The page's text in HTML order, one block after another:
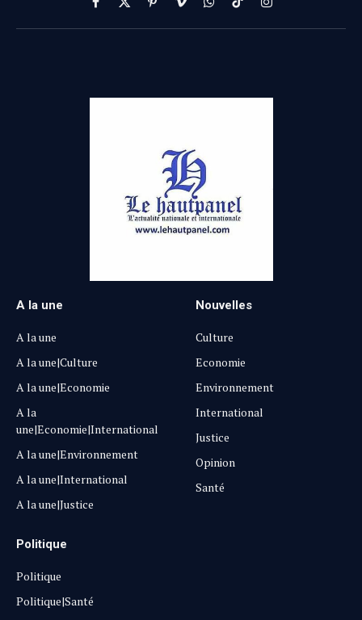
Facebook
X
(Twitter)
PinterestVimeoWhatsApp
TikTokInstagram
A la une
A la une
A la une|Culture
A la une|Economie
A la
une|Economie|International
A la une|Environnement
A la une|International
A la une|Justice
Nouvelles
Culture
Economie
Environnement
International
Justice
Opinion
Santé
Politique
Politique
Politique|Santé